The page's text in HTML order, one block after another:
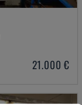
21.000 €